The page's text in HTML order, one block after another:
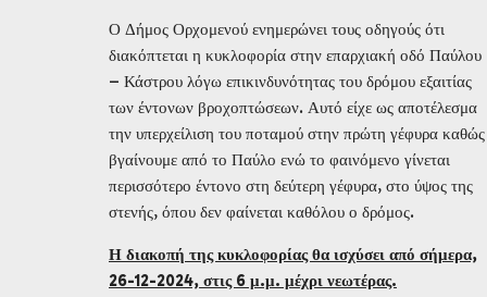
Ο Δήμος Ορχομενού ενημερώνει τους οδηγούς ότι
διακόπτεται η κυκλοφορία στην επαρχιακή οδό Παύλου
– Κάστρου λόγω επικινδυνότητας του δρόμου εξαιτίας
των έντονων βροχοπτώσεων. Αυτό είχε ως αποτέλεσμα
την υπερχείλιση του ποταμού στην πρώτη γέφυρα καθώς
βγαίνουμε από το Παύλο ενώ το φαινόμενο γίνεται
περισσότερο έντονο στη δεύτερη γέφυρα, στο ύψος της
στενής, όπου δεν φαίνεται καθόλου ο δρόμος.
Η διακοπή της κυκλοφορίας θα ισχύσει από σήμερα,
26-12-2024, στις 6 μ.μ. μέχρι νεωτέρας.